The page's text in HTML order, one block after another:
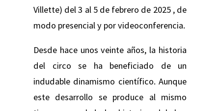
Villette) del 3 al 5 de febrero de 2025 , de
modo presencial y por videoconferencia.
Desde hace unos veinte años, la historia
del circo se ha beneficiado de un
indudable dinamismo científico. Aunque
este desarrollo se produce al mismo